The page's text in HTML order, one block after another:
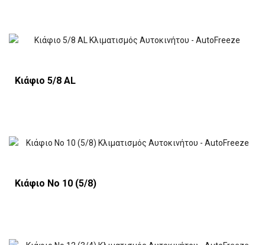
Κιάφιο 5/8 AL
Κιάφιο Νο 10 (5/8)